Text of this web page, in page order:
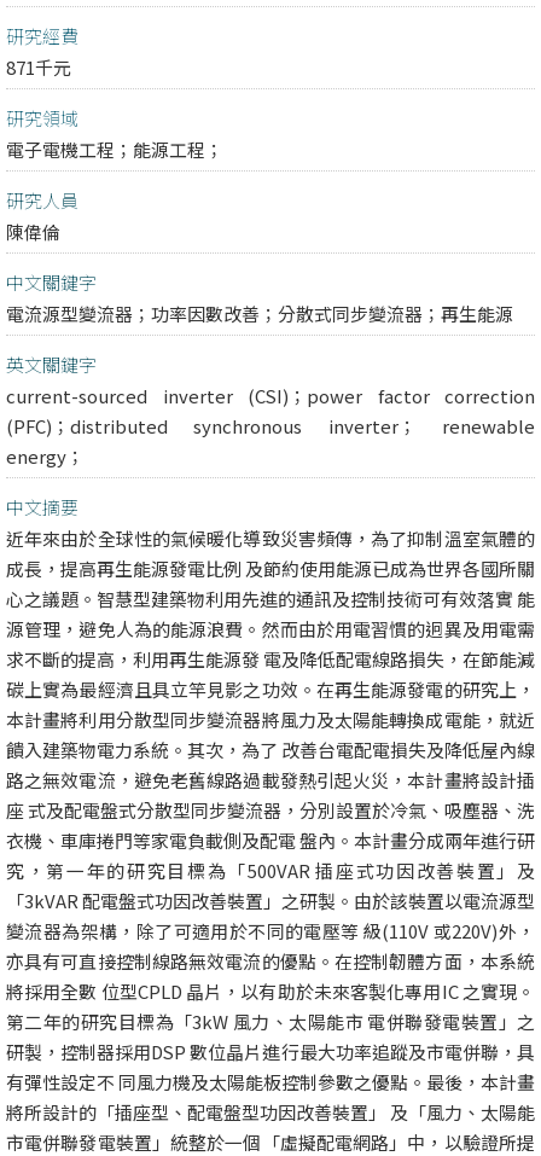
研究經費
871千元
研究領域
電子電機工程； 能源工程；
研究人員
陳偉倫
中文關鍵字
電流源型變流器；功率因數改善；分散式同步變流器；再生能源
英文關鍵字
current-sourced inverter (CSI)；power factor correction
(PFC)；distributed synchronous inverter； renewable
energy；
中文摘要
近年來由於全球性的氣候暖化導致災害頻傳，為了抑制溫室氣體的
成長，提高再生能源發電比例 及節約使用能源已成為世界各國所關
心之議題。智慧型建築物利用先進的通訊及控制技術可有效落實 能
源管理，避免人為的能源浪費。然而由於用電習慣的迥異及用電需
求不斷的提高，利用再生能源發 電及降低配電線路損失，在節能減
碳上實為最經濟且具立竿見影之功效。在再生能源發電的研究上，
本計畫將利用分散型同步變流器將風力及太陽能轉換成電能，就近
饋入建築物電力系統。其次，為了 改善台電配電損失及降低屋內線
路之無效電流，避免老舊線路過載發熱引起火災，本計畫將設計插
座 式及配電盤式分散型同步變流器，分別設置於冷氣、吸塵器、洗
衣機、車庫捲門等家電負載側及配電 盤內。本計畫分成兩年進行研
究，第一年的研究目標為「500VAR 插座式功因改善裝置」及
「3kVAR 配電盤式功因改善裝置」之研製。由於該裝置以電流源型
變流器為架構，除了可適用於不同的電壓等 級(110V 或220V)外，
亦具有可直接控制線路無效電流的優點。在控制韌體方面，本系統
將採用全數 位型CPLD 晶片，以有助於未來客製化專用IC 之實現。
第二年的研究目標為「3kW 風力、太陽能市 電併聯發電裝置」之
研製，控制器採用DSP 數位晶片進行最大功率追蹤及市電併聯，具
有彈性設定不 同風力機及太陽能板控制參數之優點。最後，本計畫
將所設計的「插座型、配電盤型功因改善裝置」 及「風力、太陽能
市電併聯發電裝置」統整於一個「虛擬配電網路」中，以驗證所提